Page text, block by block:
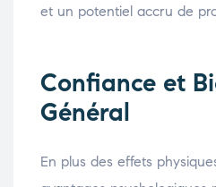
et un potentiel accru de
Confiance et
Général
En plus des effets